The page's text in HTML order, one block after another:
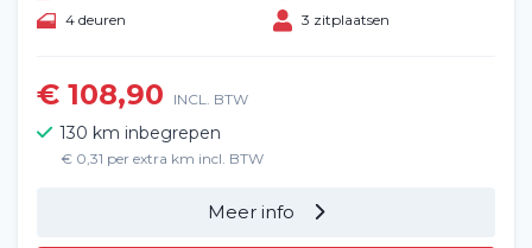
4 deuren
3 zitplaatsen
€ 108,90 INCL. BTW
130 km inbegrepen
€ 0,31 per extra km incl. BTW
Meer info